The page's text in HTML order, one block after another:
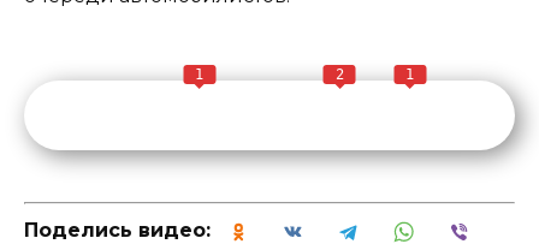
1 2 1
Поделись видео: